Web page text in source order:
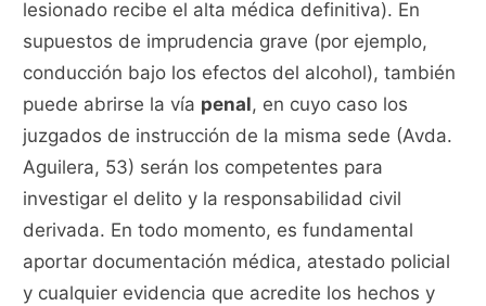
lesionado recibe el alta médica definitiva). En
supuestos de imprudencia grave (por ejemplo,
conducción bajo los efectos del alcohol), también
puede abrirse la vía penal, en cuyo caso los
juzgados de instrucción de la misma sede (Avda.
Aguilera, 53) serán los competentes para
investigar el delito y la responsabilidad civil
derivada. En todo momento, es fundamental
aportar documentación médica, atestado policial
y cualquier evidencia que acredite los hechos y